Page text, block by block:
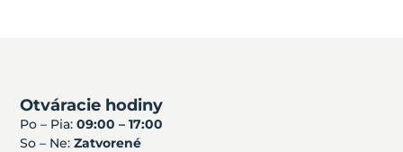
Otváracie hodiny
Po – Pia:09:00 – 17:00
So – Ne:Zatvorené